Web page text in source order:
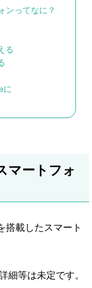
ンってなに？
る
に
マートフォ
搭載したスマート
細等は未定です。